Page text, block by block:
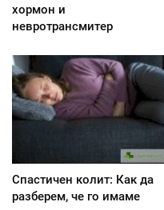
хормон и
невротрансмитер
Спастичен колит: Как да
разберем, че го имаме